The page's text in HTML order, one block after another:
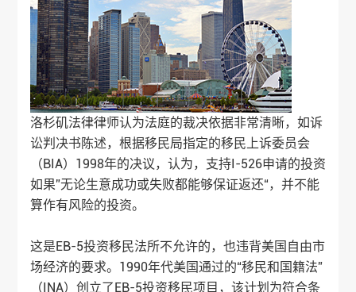
洛杉矶法律律师认为法庭的裁决依据非常清晰，如诉
讼判决书陈述，根据移民局指定的移民上诉委员会
（BIA）1998年的决议，认为，支持I-526申请的投资
如果”无论生意成功或失败都能够保证返还“，并不能
算作有风险的投资。
这是EB-5投资移民法所不允许的，也违背美国自由市
场经济的要求。1990年代美国通过的“移民和国籍法”
（INA）创立了EB-5投资移民项目，该计划为符合条